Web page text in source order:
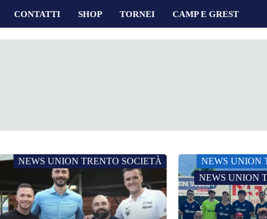
CONTATTI SHOP TORNEI CAMP E GREST
NEWS UNION TRENTO SOCIETÀ
NEWS UNION
NEWS UNION